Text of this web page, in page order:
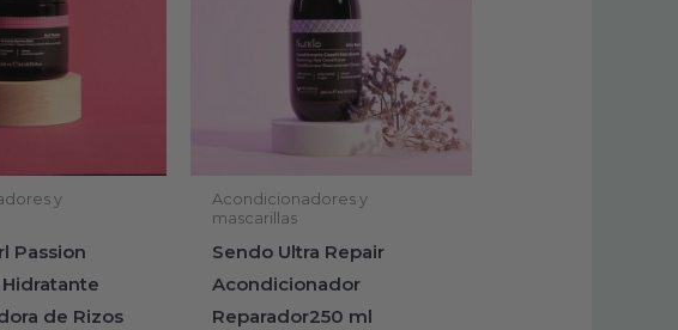
y
Passion
de Rizos
Acondicionadores y
mascarillas
Sendo Ultra Repair
Acondicionador
Reparador250 ml